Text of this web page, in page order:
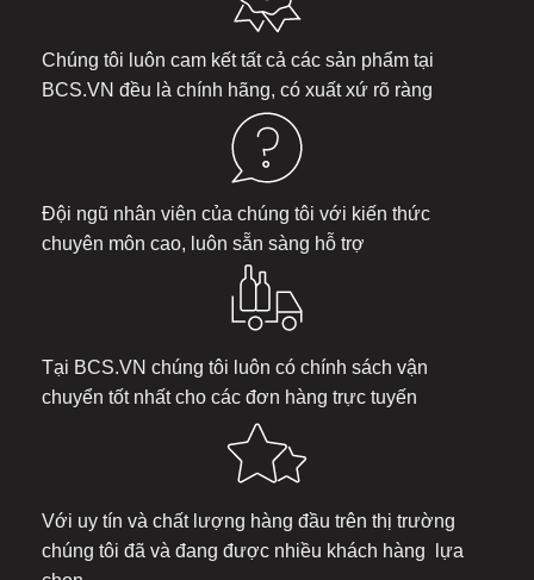
Chúng tôi luôn cam kết tất cả các sản phẩm tại
BCS.VN đều là chính hãng, có xuất xứ rõ ràng
Đội ngũ nhân viên của chúng tôi với kiến thức
chuyên môn cao, luôn sẵn sàng hỗ trợ
Tại BCS.VN chúng tôi luôn có chính sách vận
chuyển tốt nhất cho các đơn hàng trực tuyến
Với uy tín và chất lượng hàng đầu trên thị trường
chúng tôi đã và đang được nhiều khách hàng lựa